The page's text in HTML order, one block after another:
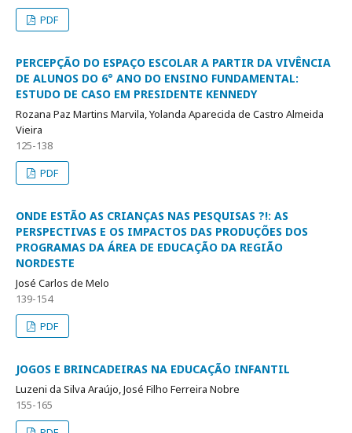
PDF
PERCEPÇÃO DO ESPAÇO ESCOLAR A PARTIR DA VIVÊNCIA
DE ALUNOS DO 6° ANO DO ENSINO FUNDAMENTAL:
ESTUDO DE CASO EM PRESIDENTE KENNEDY
Rozana Paz Martins Marvila, Yolanda Aparecida de Castro Almeida
Vieira
125-138
PDF
ONDE ESTÃO AS CRIANÇAS NAS PESQUISAS ?!: AS
PERSPECTIVAS E OS IMPACTOS DAS PRODUÇÕES DOS
PROGRAMAS DA ÁREA DE EDUCAÇÃO DA REGIÃO
NORDESTE
José Carlos de Melo
139-154
PDF
JOGOS E BRINCADEIRAS NA EDUCAÇÃO INFANTIL
Luzeni da Silva Araújo, José Filho Ferreira Nobre
155-165